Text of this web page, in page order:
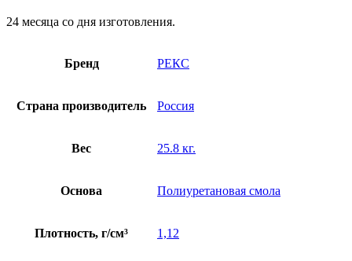
24 месяца со дня изготовления.
Бренд РЕКС
Страна производитель Россия
Вес 25.8 кг.
Основа Полиуретановая смола
Плотность, г/см³ 1,12